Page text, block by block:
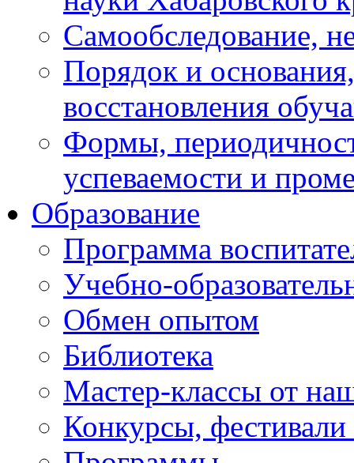
Самообследование,
Порядок и
восстановления
Формы,
успеваемости и
Образование
Программа
Учебно-
Обмен опытом
Библиотека
Мастер-классы от
Конкурсы,